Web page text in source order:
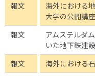
報文
海外における
大学の公開講
報文
アムステルダ
いた地下鉄建
報文 海外における